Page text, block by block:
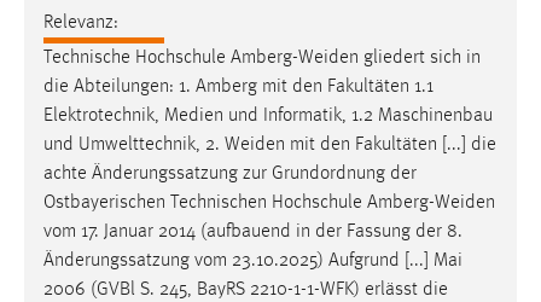
Relevanz:
Technische Hochschule Amberg-Weiden gliedert sich in
die Abteilungen: 1. Amberg mit den Fakultäten 1.1
Elektrotechnik, Medien und Informatik, 1.2 Maschinenbau
und Umwelttechnik, 2. Weiden mit den Fakultäten [...] die
achte Änderungssatzung zur Grundordnung der
Ostbayerischen Technischen Hochschule Amberg-Weiden
vom 17. Januar 2014 (aufbauend in der Fassung der 8.
Änderungssatzung vom 23.10.2025) Aufgrund [...] Mai
2006 (GVBl S. 245, BayRS 2210-1-1-WFK) erlässt die